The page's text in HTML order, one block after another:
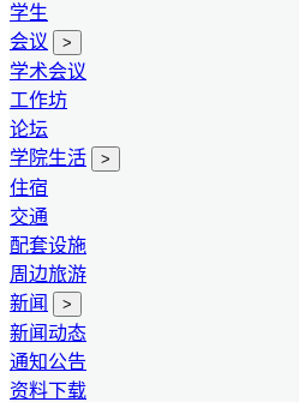
学生
会议
>
学术会议
工作坊
论坛
学院生活
>
住宿
交通
配套设施
周边旅游
新闻
>
新闻动态
通知公告
资料下载